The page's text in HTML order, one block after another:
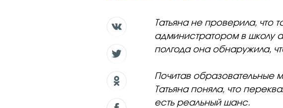
Татьяна не проверила, что
администратором в школу
полгода она обнаружила,
Почитав образовательные
Татьяна поняла, что
есть реальный шанс.